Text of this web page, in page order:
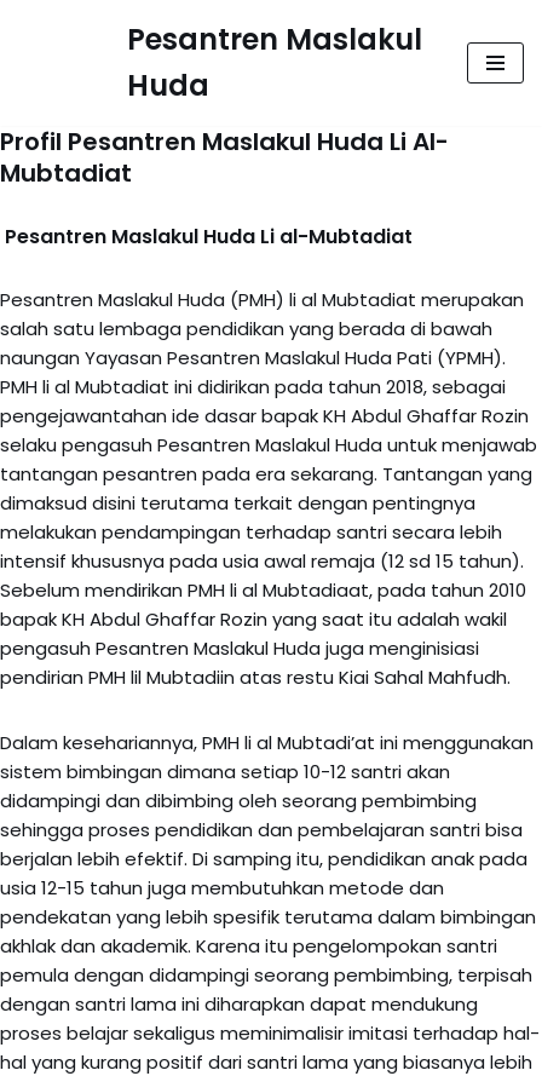
Pesantren Maslakul
Huda
Profil Pesantren Maslakul Huda Li Al-
Mubtadiat
Pesantren Maslakul Huda Li al-Mubtadiat
Pesantren Maslakul Huda (PMH) li al Mubtadiat merupakan
salah satu lembaga pendidikan yang berada di bawah
naungan Yayasan Pesantren Maslakul Huda Pati (YPMH).
PMH li al Mubtadiat ini didirikan pada tahun 2018, sebagai
pengejawantahan ide dasar bapak KH Abdul Ghaffar Rozin
selaku pengasuh Pesantren Maslakul Huda untuk menjawab
tantangan pesantren pada era sekarang. Tantangan yang
dimaksud disini terutama terkait dengan pentingnya
melakukan pendampingan terhadap santri secara lebih
intensif khususnya pada usia awal remaja (12 sd 15 tahun).
Sebelum mendirikan PMH li al Mubtadiaat, pada tahun 2010
bapak KH Abdul Ghaffar Rozin yang saat itu adalah wakil
pengasuh Pesantren Maslakul Huda juga menginisiasi
pendirian PMH lil Mubtadiin atas restu Kiai Sahal Mahfudh.
Dalam kesehariannya, PMH li al Mubtadi’at ini menggunakan
sistem bimbingan dimana setiap 10-12 santri akan
didampingi dan dibimbing oleh seorang pembimbing
sehingga proses pendidikan dan pembelajaran santri bisa
berjalan lebih efektif. Di samping itu, pendidikan anak pada
usia 12-15 tahun juga membutuhkan metode dan
pendekatan yang lebih spesifik terutama dalam bimbingan
akhlak dan akademik. Karena itu pengelompokan santri
pemula dengan didampingi seorang pembimbing, terpisah
dengan santri lama ini diharapkan dapat mendukung
proses belajar sekaligus meminimalisir imitasi terhadap hal-
hal yang kurang positif dari santri lama yang biasanya lebih